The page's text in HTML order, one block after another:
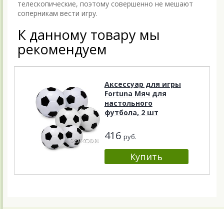
телескопические, поэтому совершенно не мешают
соперникам вести игру.
К данному товару мы
рекомендуем
Аксессуар для игры
Fortuna Мяч для
настольного
футбола, 2 шт
416 руб.